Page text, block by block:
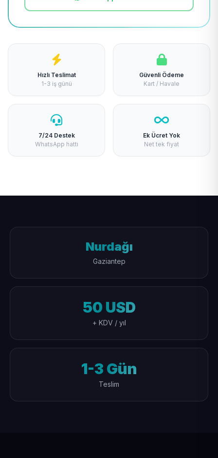
Hızlı Teslimat
1-3 iş günü
Güvenli Ödeme
Kart / Havale
7/24 Destek
WhatsApp hattı
Ek Ücret Yok
Net tek fiyat
Nurdağı
Gaziantep
50 USD
+ KDV / yıl
1-3 Gün
Teslim